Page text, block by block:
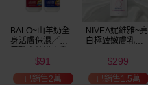
BALO~山羊奶全
身活膚保濕／玻
液(550ml) 款式可
選
$91
已銷售2萬
NIVEA妮維雅~亮
白極致嫩膚乳液
$299
已銷售1.5萬